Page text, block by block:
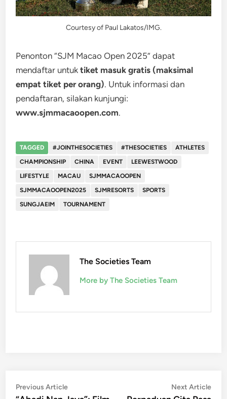
Courtesy of Paul Lakatos/IMG.
Penonton “SJM Macao Open 2025” dapat
mendaftar untuktiket masuk gratis (maksimal
empat tiket per orang). Untuk informasi dan
pendaftaran, silakan kunjungi:
www.sjmmacaoopen.com.
TAGGED #JOINTHESOCIETIES #THESOCIETIES
ATHLETES
CHAMPIONSHIP
CHINA EVENT
LEEWESTWOOD
LIFESTYLE
MACAU
SJMMACAOOPEN
SJMMACAOOPEN2025
SJMRESORTS
SPORTS
SUNGJAEIM
TOURNAMENT
The Societies Team
More by The Societies Team
Post
Previous ArticlePrevious
Next Article